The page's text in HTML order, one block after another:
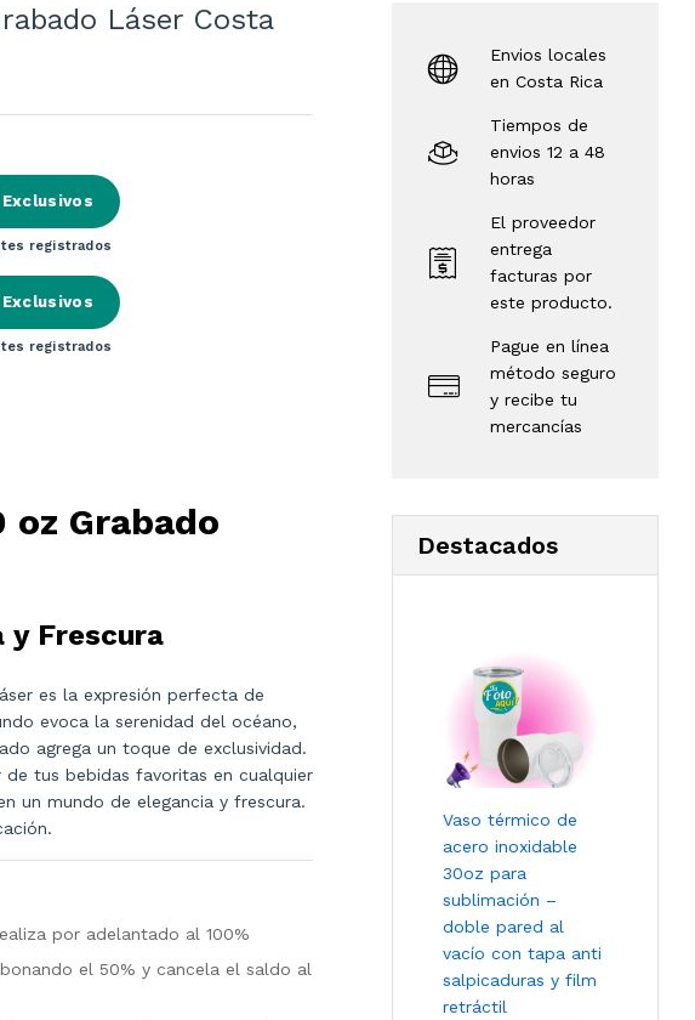
Láser Costa
registrados
registrados
oz Grabado
y Frescura
es la expresión perfecta de
evoca la serenidad del océano,
agrega un toque de exclusividad.
tus bebidas favoritas en cualquier
un mundo de elegancia y frescura.
por adelantado al 100%
el 50% y cancela el saldo al
Envios locales
en Costa Rica
Tiempos de
envios 12 a 48
horas
El proveedor
entrega
facturas por
este producto.
Pague en línea
método seguro
y recibe tu
mercancías
Destacados
Vaso térmico de
acero inoxidable
30oz para
sublimación –
doble pared al
vacío con tapa anti
salpicaduras y film
retráctil